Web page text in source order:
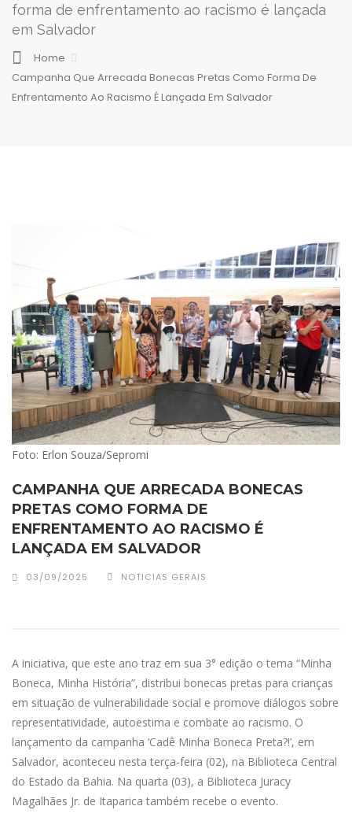
forma de enfrentamento ao racismo é lançada
em Salvador
Home
Campanha Que Arrecada Bonecas Pretas Como Forma De
Enfrentamento Ao Racismo É Lançada Em Salvador
Foto: Erlon Souza/Sepromi
CAMPANHA QUE ARRECADA BONECAS
PRETAS COMO FORMA DE
ENFRENTAMENTO AO RACISMO É
LANÇADA EM SALVADOR
03/09/2025 NOTICIAS GERAIS
A iniciativa, que este ano traz em sua 3° edição o tema “Minha
Boneca, Minha História”, distribui bonecas pretas para crianças
em situação de vulnerabilidade social e promove diálogos sobre
representatividade, autoestima e combate ao racismo. O
lançamento da campanha ‘Cadê Minha Boneca Preta?!’, em
Salvador, aconteceu nesta terça-feira (02), na Biblioteca Central
do Estado da Bahia. Na quarta (03), a Biblioteca Juracy
Magalhães Jr. de Itaparica também recebe o evento.